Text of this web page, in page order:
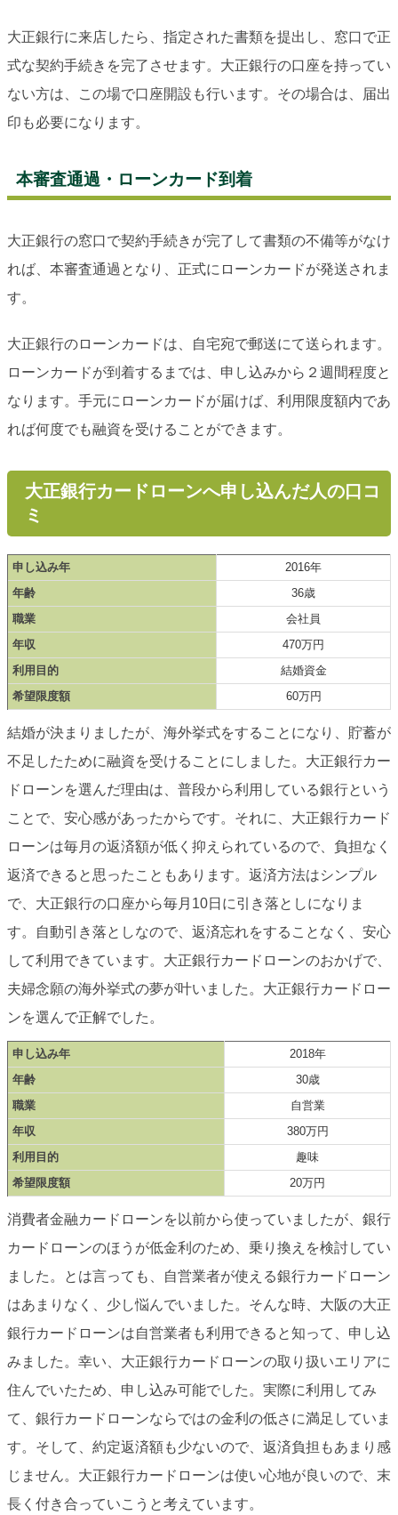
大正銀行に来店したら、指定された書類を提出し、窓口で正
式な契約手続きを完了させます。大正銀行の口座を持ってい
ない方は、この場で口座開設も行います。その場合は、届出
印も必要になります。
本審査通過・ローンカード到着
大正銀行の窓口で契約手続きが完了して書類の不備等がなけ
れば、本審査通過となり、正式にローンカードが発送されま
す。
大正銀行のローンカードは、自宅宛で郵送にて送られます。
ローンカードが到着するまでは、申し込みから２週間程度と
なります。手元にローンカードが届けば、利用限度額内であ
れば何度でも融資を受けることができます。
大正銀行カードローンへ申し込んだ人の口コ
ミ
申し込み年
2016年
年齢
36歳
職業
会社員
年収
470万円
利用目的
結婚資金
希望限度額
60万円
結婚が決まりましたが、海外挙式をすることになり、貯蓄が
不足したために融資を受けることにしました。大正銀行カー
ドローンを選んだ理由は、普段から利用している銀行という
ことで、安心感があったからです。それに、大正銀行カード
ローンは毎月の返済額が低く抑えられているので、負担なく
返済できると思ったこともあります。返済方法はシンプル
で、大正銀行の口座から毎月10日に引き落としになりま
す。自動引き落としなので、返済忘れをすることなく、安心
して利用できています。大正銀行カードローンのおかげで、
夫婦念願の海外挙式の夢が叶いました。大正銀行カードロー
ンを選んで正解でした。
申し込み年
2018年
年齢
30歳
職業
自営業
年収
380万円
利用目的
趣味
希望限度額
20万円
消費者金融カードローンを以前から使っていましたが、銀行
カードローンのほうが低金利のため、乗り換えを検討してい
ました。とは言っても、自営業者が使える銀行カードローン
はあまりなく、少し悩んでいました。そんな時、大阪の大正
銀行カードローンは自営業者も利用できると知って、申し込
みました。幸い、大正銀行カードローンの取り扱いエリアに
住んでいたため、申し込み可能でした。実際に利用してみ
て、銀行カードローンならではの金利の低さに満足していま
す。そして、約定返済額も少ないので、返済負担もあまり感
じません。大正銀行カードローンは使い心地が良いので、末
長く付き合っていこうと考えています。